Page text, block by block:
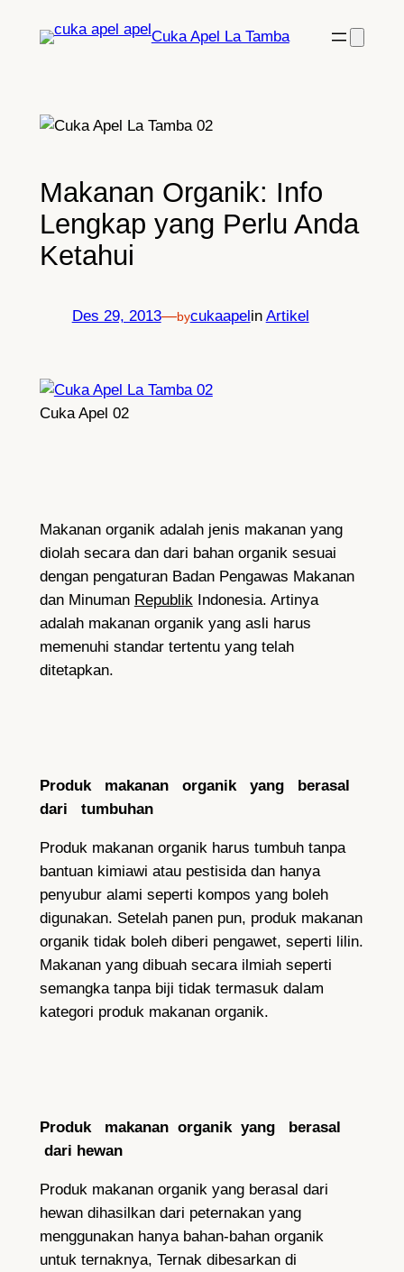
Cuka Apel La Tamba
Makanan Organik: Info
Lengkap yang Perlu Anda
Ketahui
Des 29, 2013—bycukaapel in Artikel
Cuka Apel 02
Makanan organik adalah jenis makanan yang
diolah secara dan dari bahan organik sesuai
dengan pengaturan Badan Pengawas Makanan
dan Minuman Republik Indonesia. Artinya
adalah makanan organik yang asli harus
memenuhi standar tertentu yang telah
ditetapkan.
Produk makanan organik yang berasal
dari tumbuhan
Produk makanan organik harus tumbuh tanpa
bantuan kimiawi atau pestisida dan hanya
penyubur alami seperti kompos yang boleh
digunakan. Setelah panen pun, produk makanan
organik tidak boleh diberi pengawet, seperti lilin.
Makanan yang dibuah secara ilmiah seperti
semangka tanpa biji tidak termasuk dalam
kategori produk makanan organik.
Produk makanan organik yang berasal
dari hewan
Produk makanan organik yang berasal dari
hewan dihasilkan dari peternakan yang
menggunakan hanya bahan-bahan organik
untuk ternaknya, Ternak dibesarkan di